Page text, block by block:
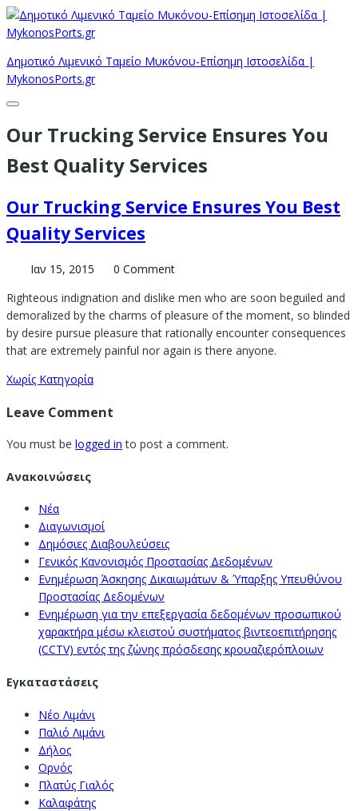
Δημοτικό Λιμενικό Ταμείο Μυκόνου-Επίσημη Ιστοσελίδα |
MykonosPorts.gr
Our Trucking Service Ensures You
Best Quality Services
Our Trucking Service Ensures You Best
Quality Services
Ιαν 15, 2015
0 Comment
Righteous indignation and dislike men who are soon beguiled and
demoralized by the charms of pleasure of the moment, so blinded
by desire pursue pleasure that rationally encounter consequences
that are extremely painful nor again is there anyone.
Χωρίς Κατηγορία
Leave Comment
You must be logged in to post a comment.
Ανακοινώσεις
Νέα
Διαγωνισμοί
Δημόσιες Διαβουλεύσεις
Γενικός Κανονισμός Προστασίας Δεδομένων
Ενημέρωση Άσκησης Δικαιωμάτων & Ύπαρξης Υπευθύνου
Προστασίας Δεδομένων
Ενημέρωση για την επεξεργασία δεδομένων προσωπικού
χαρακτήρα μέσω κλειστού συστήματος βιντεοεπιτήρησης
(CCTV) εντός της ζώνης πρόσδεσης κρουαζιερόπλοιων
Εγκαταστάσεις
Νέο Λιμάνι
Παλιό Λιμάνι
Δήλος
Ορνός
Πλατύς Γιαλός
Καλαφάτης